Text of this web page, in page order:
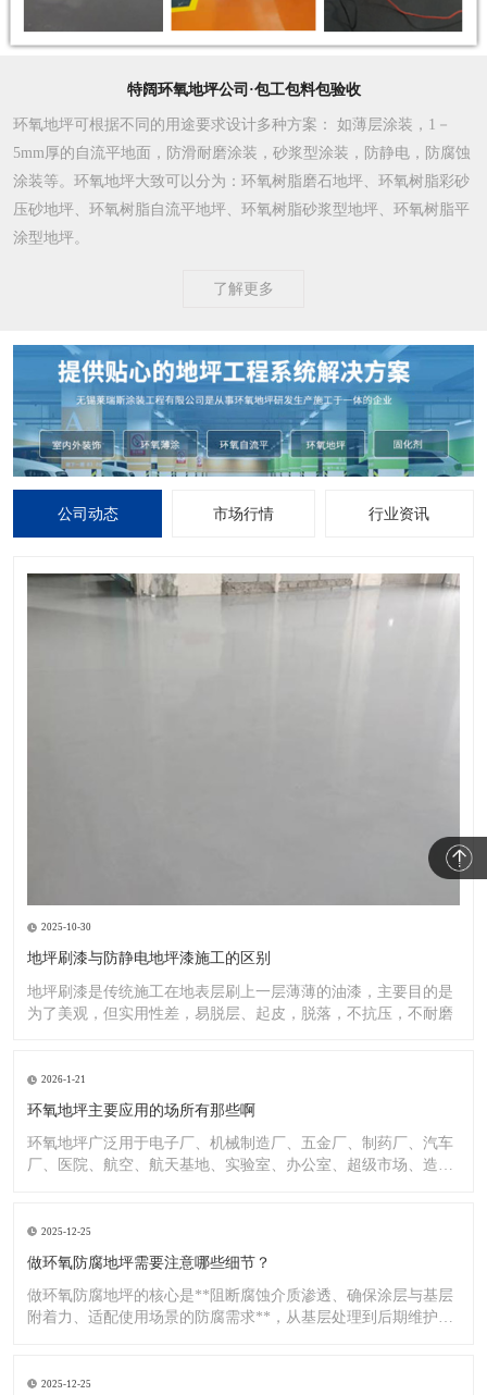
特阔环氧地坪公司·包工包料包验收
环氧地坪可根据不同的用途要求设计多种方案 ： 如薄层涂装，1－
5mm厚的自流平地面，防滑耐磨涂装，砂浆型涂装，防静电，防腐蚀
涂装等。环氧地坪大致可以分为：环氧树脂磨石地坪、环氧树脂彩砂
压砂地坪、环氧树脂自流平地坪、环氧树脂砂浆型地坪、环氧树脂平
涂型地坪。
了解更多
公司动态 市场行情 行业资讯
2025-10-30
地坪刷漆与防静电地坪漆施工的区别
地坪刷漆是传统施工在地表层刷上一层薄薄的油漆，主要目的是
为了美观，但实用性差，易脱层、起皮，脱落，不抗压，不耐磨
2026-1-21
环氧地坪主要应用的场所有那些啊
环氧地坪广泛用于电子厂、机械制造厂、五金厂、制药厂、汽车
厂、医院、航空、航天基地、实验室、办公室、超级市场、造纸
2025-12-25
做环氧防腐地坪需要注意哪些细节？
做环氧防腐地坪的核心是**阻断腐蚀介质渗透、确保涂层与基层
附着力、适配使用场景的防腐需求**，从基层处理到后期维护，
2025-12-25